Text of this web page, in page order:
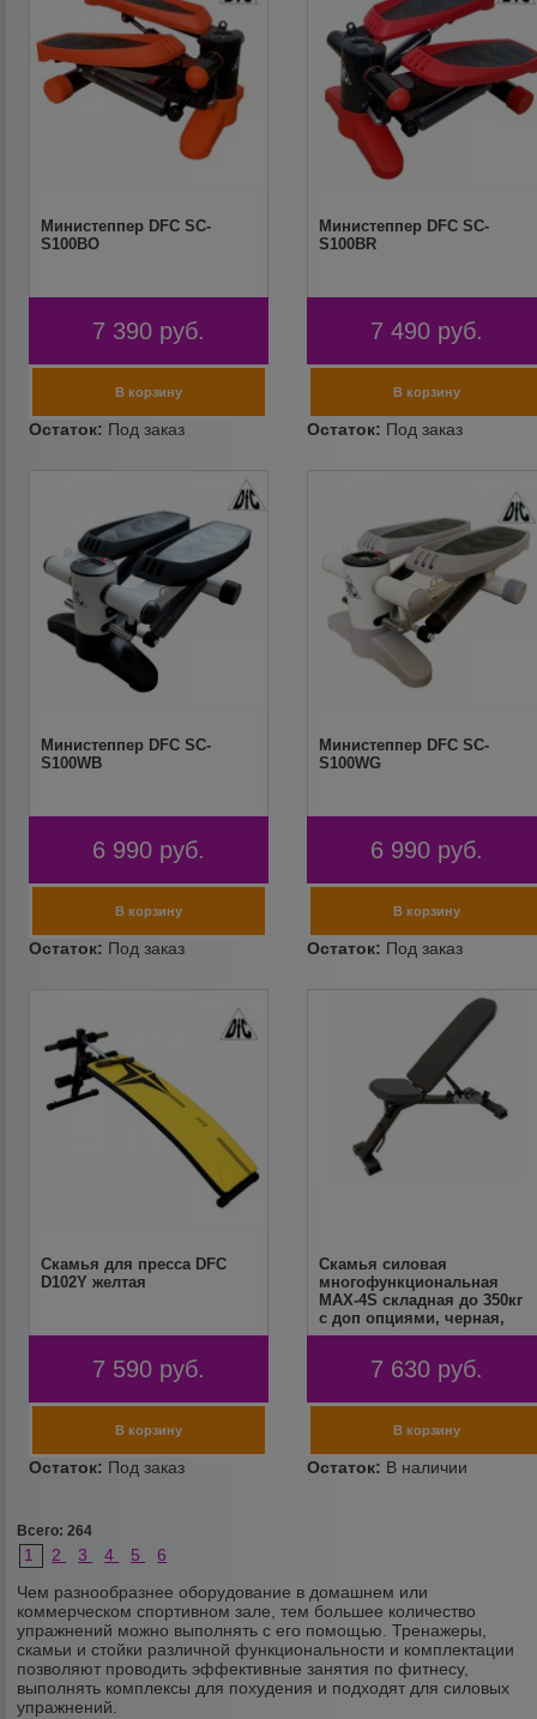
Министеппер DFC SC-
S100BO
7 390 руб.
Министеппер DFC SC-
S100BR
7 490 руб.
Министеппер DFC SC-
S100WB
6 990 руб.
Министеппер DFC SC-
S100WG
6 990 руб.
Скамья для пресса DFC
D102Y желтая
7 590 руб.
Скамья силовая
многофункциональная
MAX-4S складная до 350кг
с доп опциями, черная,
Мурман
7 630 руб.
Всего: 264
1 2 3 4 5
6
Чем разнообразнее оборудование в домашнем или
коммерческом спортивном зале, тем большее количество
упражнений можно выполнять с его помощью. Тренажеры,
скамьи и стойки различной функциональности и комплектации
позволяют проводить эффективные занятия по фитнесу,
выполнять комплексы для похудения и подходят для силовых
упражнений.